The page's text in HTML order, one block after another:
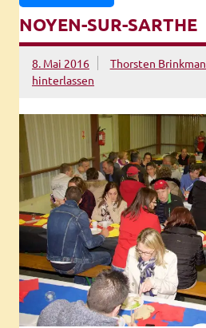
NOYEN-SUR-SARTHE
8. Mai 2016 Thorsten
hinterlassen